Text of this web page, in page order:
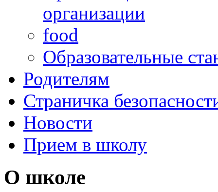
организации
food
Образовательные
Родителям
Страничка
Новости
Прием в школу
О школе